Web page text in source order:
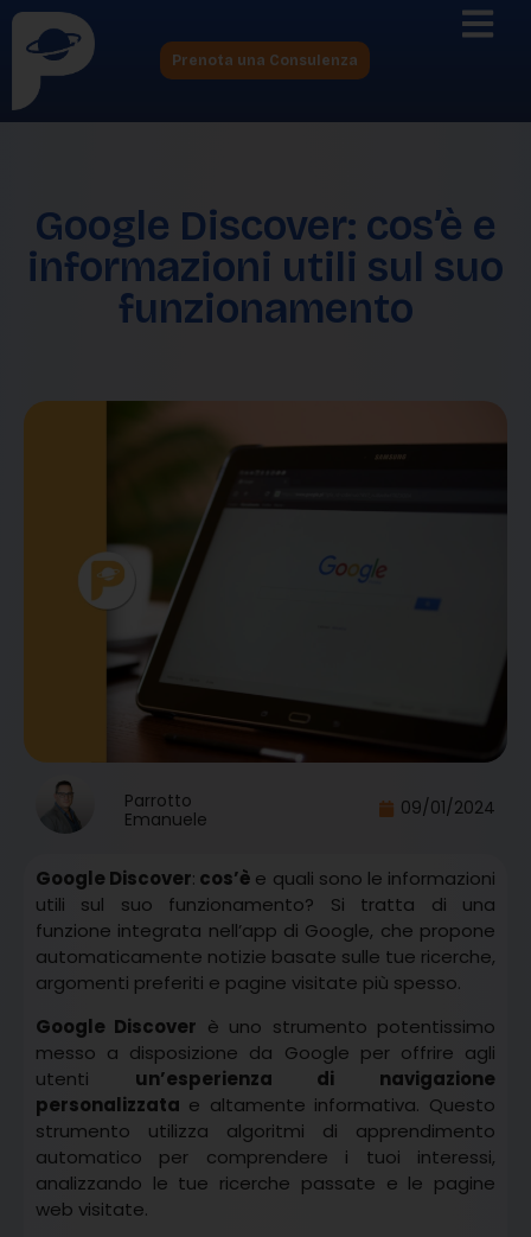
Prenota una Consulenza
Google Discover: cos’è e
informazioni utili sul suo
funzionamento
Parrotto
Emanuele
09/01/2024
Google Discover: cos’è e quali sono le informazioni
utili sul suo funzionamento? Si tratta di una
funzione integrata nell’app di Google, che propone
automaticamente notizie basate sulle tue ricerche,
argomenti preferiti e pagine visitate più spesso.
Google Discover è uno strumento potentissimo
messo a disposizione da Google per offrire agli
utenti un’esperienza di navigazione
personalizzata e altamente informativa. Questo
strumento utilizza algoritmi di apprendimento
automatico per comprendere i tuoi interessi,
analizzando le tue ricerche passate e le pagine
web visitate.